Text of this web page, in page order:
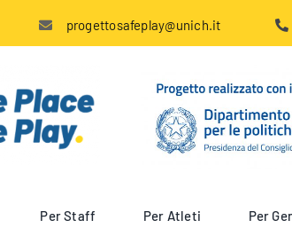
progettosafeplay@unich.it
Per Staff Per Atleti Per